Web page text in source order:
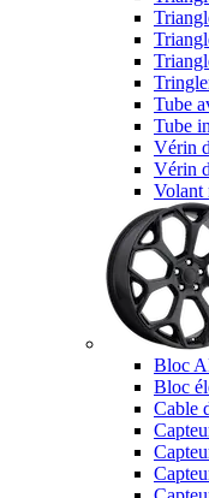
Tube
Tube
Vérin
Vérin
Volant
Bloc
Bloc
Cable